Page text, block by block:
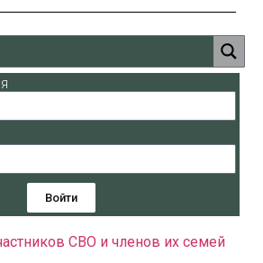
Войти
СВО и членов их семей